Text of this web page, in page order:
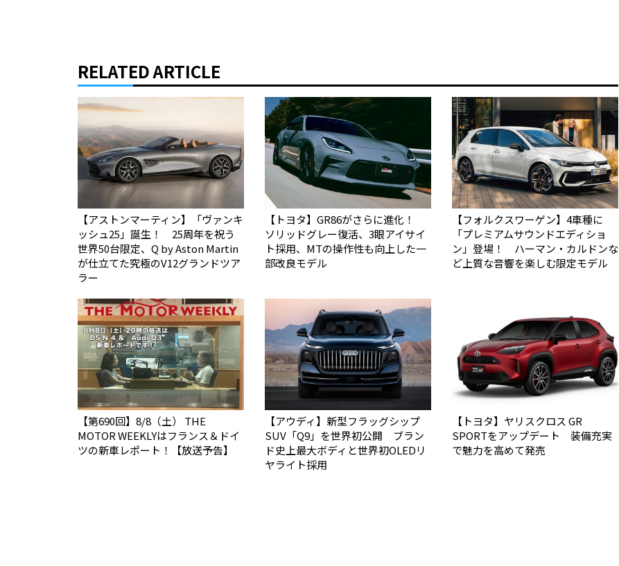
RELATED ARTICLE
【アストンマーティン】「ヴァンキ
ッシュ25」誕生！ 25周年を祝う
世界50台限定、Q by Aston Martin
が仕立てた究極のV12グランドツア
ラー
【トヨタ】GR86がさらに進化！
ソリッドグレー復活、3眼アイサイ
ト採用、MTの操作性も向上した一
部改良モデル
【フォルクスワーゲン】4車種に
「プレミアムサウンドエディショ
ン」登場！ ハーマン・カルドンな
ど上質な音響を楽しむ限定モデル
【第690回】8/8（土） THE
MOTOR WEEKLYはフランス＆ドイ
ツの新車レポート！【放送予告】
【アウディ】新型フラッグシップ
SUV「Q9」を世界初公開 ブラン
ド史上最大ボディと世界初OLEDリ
ヤライト採用
【トヨタ】ヤリスクロス GR
SPORTをアップデート 装備充実
で魅力を高めて発売